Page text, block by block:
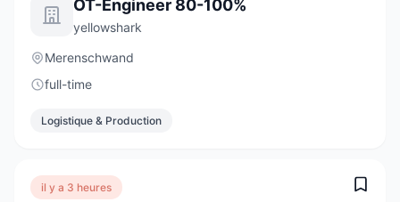
OT-Engineer 80-100%
yellowshark
Merenschwand
full-time
Logistique & Production
il y a 3 heures